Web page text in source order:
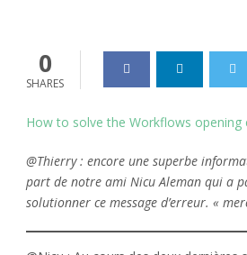
0
SHARES
How to solve the Workflows opening
@Thierry : encore une superbe
part de notre ami Nicu Aleman qui a
solutionner ce message d’erreur. «